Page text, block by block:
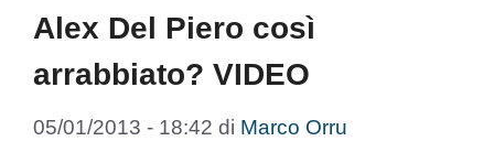
Alex Del Piero così
arrabbiato? VIDEO
05/01/2013 - 18:42 di Marco Orru